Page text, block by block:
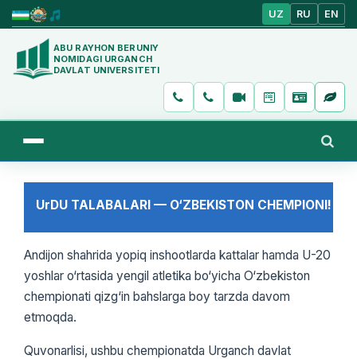
UZ RU EN
ABU RAYHON BERUNIY
NOMIDAGI URGANCH
DAVLAT UNIVERSITETI
UrDU TALABALARI — O‘ZBEKISTON CHEMPIONI!
Andijon shahrida yopiq inshootlarda kattalar hamda U-20
yoshlar o‘rtasida yengil atletika bo‘yicha O‘zbekiston
chempionati qizg‘in bahslarga boy tarzda davom
etmoqda.
Quvonarlisi, ushbu chempionatda Urganch davlat